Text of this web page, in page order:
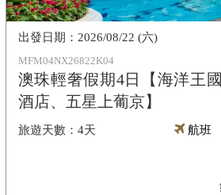
MFM04NX26822K04
澳珠輕奢假期4日【海洋王
酒店、五星上葡京】
4天
2026/08/22 (六)
航班